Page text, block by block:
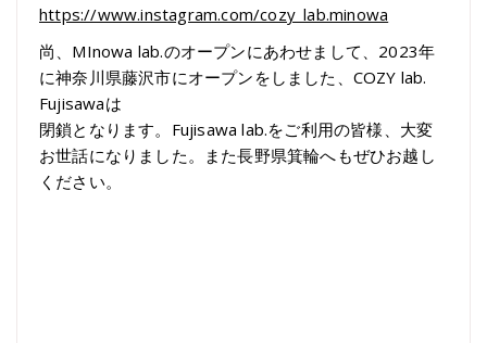
https://www.instagram.com/cozy_lab.minowa
尚、MInowa lab.のオープンにあわせまして、2023年
に神奈川県藤沢市にオープンをしました、COZY lab.
Fujisawaは
閉鎖となります。Fujisawa lab.をご利用の皆様、大変
お世話になりました。また長野県箕輪へもぜひお越し
ください。